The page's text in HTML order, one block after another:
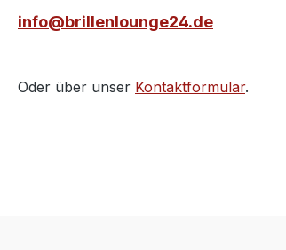
info@brillenlounge24.de
Oder über unser Kontaktformular.